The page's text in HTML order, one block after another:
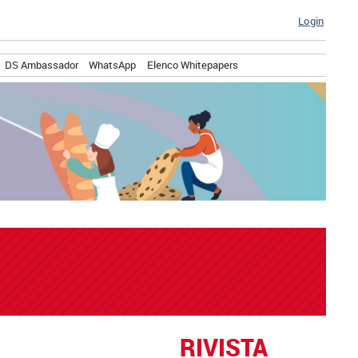
Login
DS Ambassador WhatsApp Elenco Whitepapers
RIVISTA